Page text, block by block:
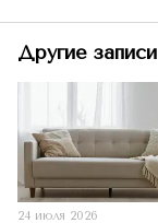
Другие записи
24 июля 2026